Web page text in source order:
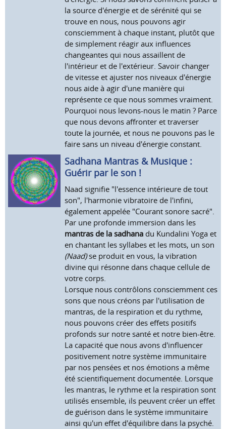
la source d'énergie et de sérénité qui se
trouve en nous, nous pouvons agir
consciemment à chaque instant, plutôt que
de simplement réagir aux influences
changeantes qui nous assaillent de
l'intérieur et de l'extérieur. Savoir changer
de vitesse et ajuster nos niveaux d'énergie
nous aide à agir d'une manière qui
représente ce que nous sommes vraiment.
Pourquoi nous levons-nous le matin ? Parce
que nous devons affronter et traverser
toute la journée, et nous ne pouvons pas le
faire sans un niveau d'énergie constant.
Sadhana Mantras & Musique :
Guérir par le son !
Naad signifie "l'essence intérieure de tout
son", l'harmonie vibratoire de l'infini,
également appelée "Courant sonore sacré".
Par une profonde immersion dans les
mantras de la sadhana du Kundalini Yoga et
en chantant les syllabes et les mots, un son
(Naad)se produit en vous, la vibration
divine qui résonne dans chaque cellule de
votre corps.
Lorsque nous contrôlons consciemment ces
sons que nous créons par l'utilisation de
mantras, de la respiration et du rythme,
nous pouvons créer des effets positifs
profonds sur notre santé et notre bien-être.
La capacité que nous avons d'influencer
positivement notre système immunitaire
par nos pensées et nos émotions a même
été scientifiquement documentée. Lorsque
les mantras, le rythme et la respiration sont
utilisés ensemble, ils peuvent créer un effet
de guérison dans le système immunitaire
ainsi qu'un effet d'équilibre dans la psyché.